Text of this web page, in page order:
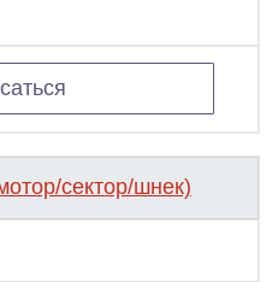
сектор/шнек)